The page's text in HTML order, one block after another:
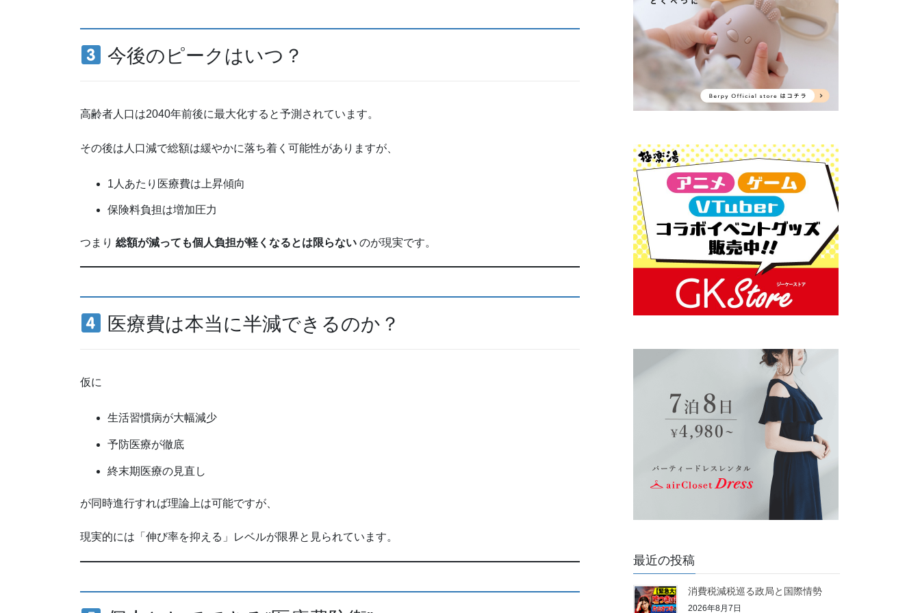
今後のピークはいつ？
高齢者人口は2040年前後に最大化すると予測されています。
その後は人口減で総額は緩やかに落ち着く可能性がありますが、
1人あたり医療費は上昇傾向
保険料負担は増加圧力
つまり 総額が減っても個人負担が軽くなるとは限らない のが現実です。
医療費は本当に半減できるのか？
仮に
生活習慣病が大幅減少
予防医療が徹底
終末期医療の見直し
が同時進行すれば理論上は可能ですが、
現実的には「伸び率を抑える」レベルが限界と見られています。
最近の投稿
消費税減税巡る政局と国際情勢
2026年8月7日